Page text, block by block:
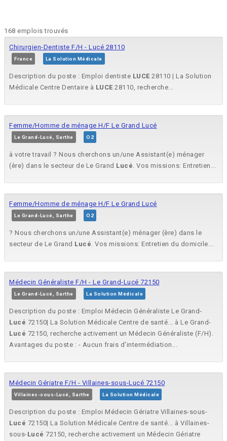
168 emplois trouvés
Chirurgien-Dentiste F/H - Lucé 28110
France La Solution Médicale
Description du poste : Emploi dentiste LUCE 28110 | La Solution
Médicale Centre Dentaire à LUCE 28110, recherche...
Femme/Homme de ménage H/F Le Grand Lucé
Le Grand-Lucé, Sarthe O2
à votre travail ? Nous cherchons un/une Assistant(e) ménager
(ère) dans le secteur de Le Grand Lucé. Vos missions: Entretien...
Femme/Homme de ménage H/F Le Grand Lucé
Le Grand-Lucé, Sarthe O2
? Nous cherchons un/une Assistant(e) ménager (ère) dans le
secteur de Le Grand Lucé. Vos missions: Entretien du domicile...
Médecin Généraliste F/H - Le Grand-Lucé 72150
Le Grand-Lucé, Sarthe La Solution Médicale
Description du poste : Emploi Médecin Généraliste Le Grand-
Lucé 72150| La Solution Médicale Centre de santé... à Le Grand-
Lucé 72150, recherche activement un Médecin Généraliste (F/H).
Avantages du poste : - Aucun frais d'intermédiation...
Médecin Gériatre F/H - Villaines-sous-Lucé 72150
Villaines-sous-Lucé, Sarthe La Solution Médicale
Description du poste : Emploi Médecin Gériatre Villaines-sous-
Lucé 72150| La Solution Médicale Centre de santé... à Villaines-
sous-Lucé 72150, recherche activement un Médecin Gériatre